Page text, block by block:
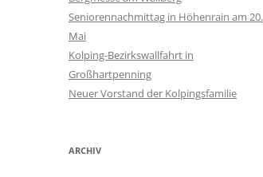
Seniorennachmittag in Höhenrain am 20.
Mai
Kolping-Bezirkswallfahrt in
Großhartpenning
Neuer Vorstand der Kolpingsfamilie
ARCHIV